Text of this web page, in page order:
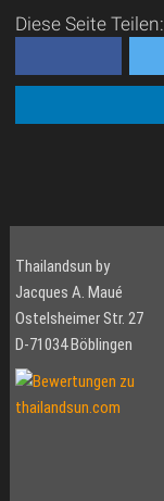
Diese Seite Teilen:
Thailandsun by
Jacques A. Maué
Ostelsheimer Str. 27
D-71034 Böblingen